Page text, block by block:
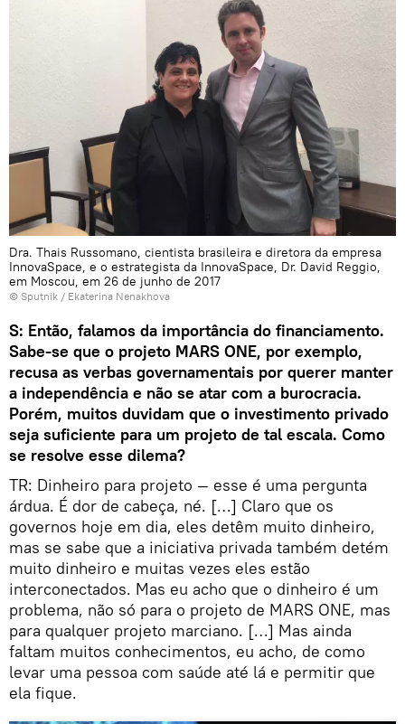
Dra. Thais Russomano, cientista brasileira e diretora da empresa
InnovaSpace, e o estrategista da InnovaSpace, Dr. David Reggio,
em Moscou, em 26 de junho de 2017
© Sputnik / Ekaterina Nenakhova
S: Então, falamos da importância do financiamento.
Sabe-se que o projeto MARS ONE, por exemplo,
recusa as verbas governamentais por querer manter
a independência e não se atar com a burocracia.
Porém, muitos duvidam que o investimento privado
seja suficiente para um projeto de tal escala. Como
se resolve esse dilema?
TR: Dinheiro para projeto — esse é uma pergunta
árdua. É dor de cabeça, né. […] Claro que os
governos hoje em dia, eles detêm muito dinheiro,
mas se sabe que a iniciativa privada também detém
muito dinheiro e muitas vezes eles estão
interconectados. Mas eu acho que o dinheiro é um
problema, não só para o projeto de MARS ONE, mas
para qualquer projeto marciano. […] Mas ainda
faltam muitos conhecimentos, eu acho, de como
levar uma pessoa com saúde até lá e permitir que
ela fique.